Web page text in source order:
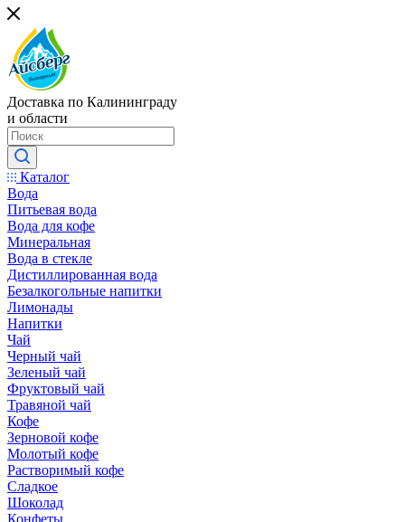
Доставка по Калининграду
и области
Каталог
Вода
Питьевая вода
Вода для кофе
Минеральная
Вода в стекле
Дистиллированная вода
Безалкогольные напитки
Лимонады
Напитки
Чай
Черный чай
Зеленый чай
Фруктовый чай
Травяной чай
Кофе
Зерновой кофе
Молотый кофе
Растворимый кофе
Сладкое
Шоколад
Конфеты